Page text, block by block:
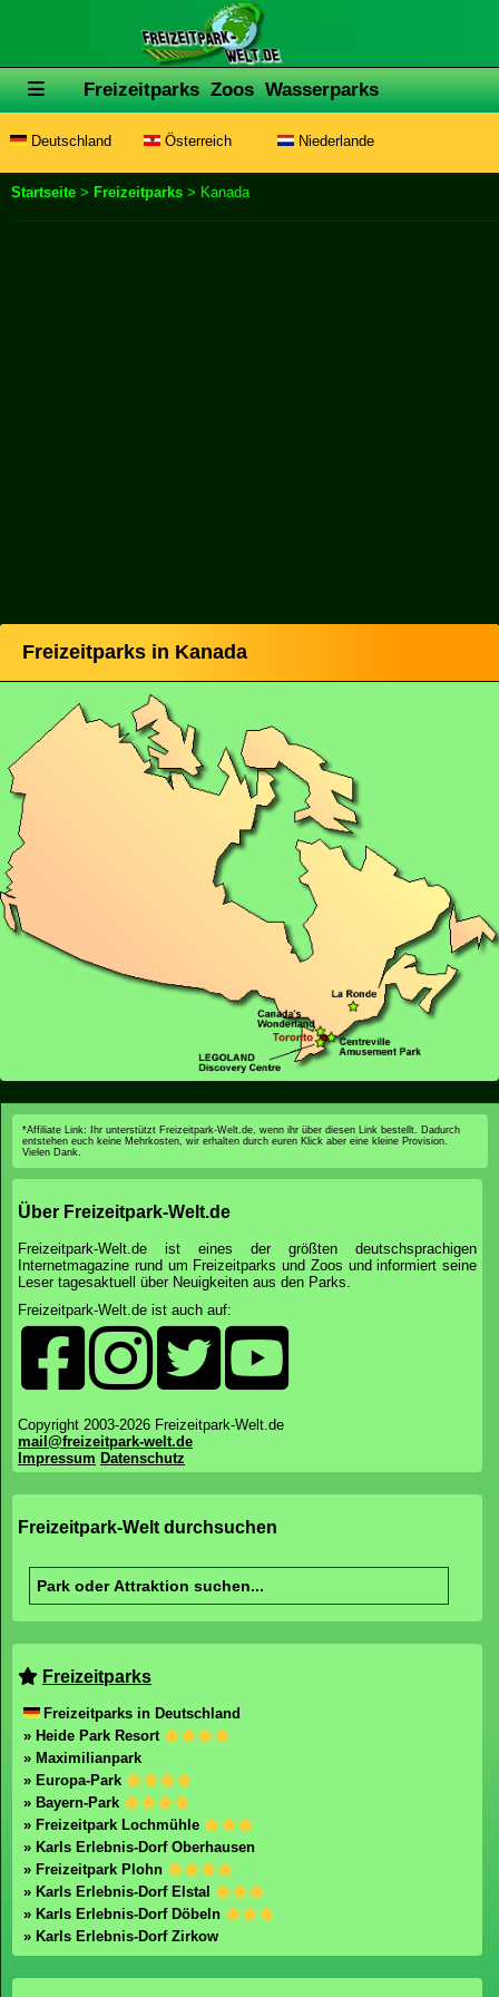
Freizeitparks Zoos Wasserparks
Deutschland Österreich Niederlande
Startseite > Freizeitparks > Kanada
Freizeitparks in Kanada
*Affiliate Link: Ihr unterstützt Freizeitpark-Welt.de, wenn ihr über diesen Link bestellt. Dadurch
entstehen euch keine Mehrkosten, wir erhalten durch euren Klick aber eine kleine Provision.
Vielen Dank.
Über Freizeitpark-Welt.de
Freizeitpark-Welt.de ist eines der größten deutschsprachigen
Internetmagazine rund um Freizeitparks und Zoos und informiert seine
Leser tagesaktuell über Neuigkeiten aus den Parks.
Freizeitpark-Welt.de ist auch auf:
Copyright 2003-2026 Freizeitpark-Welt.de
mail@freizeitpark-welt.de
Impressum Datenschutz
Freizeitpark-Welt durchsuchen
Freizeitparks
Freizeitparks in Deutschland
» Heide Park Resort
» Maximilianpark
» Europa-Park
» Bayern-Park
» Freizeitpark Lochmühle
» Karls Erlebnis-Dorf Oberhausen
» Freizeitpark Plohn
» Karls Erlebnis-Dorf Elstal
» Karls Erlebnis-Dorf Döbeln
» Karls Erlebnis-Dorf Zirkow